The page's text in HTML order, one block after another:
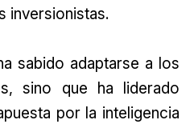
inversionistas.
sabido adaptarse a los
sino que ha liderado
por la inteligencia